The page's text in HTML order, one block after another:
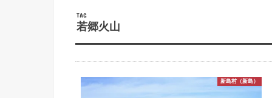
TAG
若郷火山
新島村（新島）